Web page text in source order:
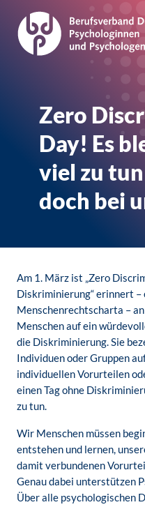
Zero
Day! Es
viel zu
doch bei
Am 1. März ist „Zero
Diskriminierung“ erinnert
Menschenrechtscharta –
Menschen auf ein
die Diskriminierung. Sie
Individuen oder Gruppen
individuellen Vorurteilen
einen Tag ohne
zu tun.
Wir Menschen müssen
entstehen und lernen,
damit verbundenen
Genau dabei unterstützen
Über alle psychologischen